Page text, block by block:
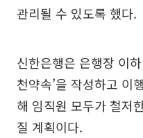
관리될 수 있도록 했다.
신한은행은 은행장 이
천약속’을 작성하고 이
해 임직원 모두가 철저
질 계획이다.